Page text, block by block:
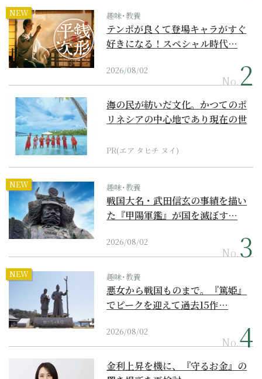
NEW 趣味･教養
テンポが良くて登場キャラがすぐ
好きになる！スペシャル時代…
2026/08/02
No.
海の民が紡いだ文化。かつてのポ
リネシアの中心地であり現在の世
PR(エア タヒチ ヌイ)
NEW 趣味･教養
戦国大名・武田信玄の事績を描い
た『甲陽軍鑑』が国を滅ぼす…
2026/08/02
No.
NEW 趣味･教養
悪女から戦国ものまで。『篤姫』
でピークを迎えて過去15作…
2026/08/02
No.
金利上昇を機に、『守るお金』の